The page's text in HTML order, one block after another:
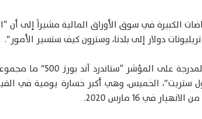
الكبيرة في سوق الأوراق المالية مشيراً إلى
في 16 مارس 2020.